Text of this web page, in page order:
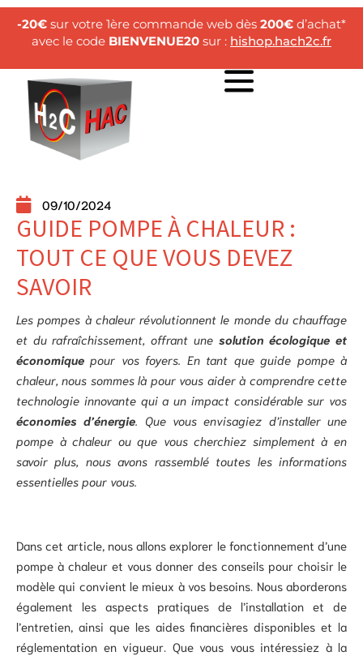
-20€ sur votre 1ère commande web dès 200€ d’achat*
avec le code BIENVENUE20 sur : hishop.hach2c.fr
09/10/2024
GUIDE POMPE À CHALEUR :
TOUT CE QUE VOUS DEVEZ
SAVOIR
Les pompes à chaleur révolutionnent le monde du chauffage
et du rafraîchissement, offrant une solution écologique et
économique pour vos foyers. En tant que guide pompe à
chaleur, nous sommes là pour vous aider à comprendre cette
technologie innovante qui a un impact considérable sur vos
économies d’énergie. Que vous envisagiez d’installer une
pompe à chaleur ou que vous cherchiez simplement à en
savoir plus, nous avons rassemblé toutes les informations
essentielles pour vous.
Dans cet article, nous allons explorer le fonctionnement d’une
pompe à chaleur et vous donner des conseils pour choisir le
modèle qui convient le mieux à vos besoins. Nous aborderons
également les aspects pratiques de l’installation et de
l’entretien, ainsi que les aides financières disponibles et la
réglementation en vigueur. Que vous vous intéressiez à la